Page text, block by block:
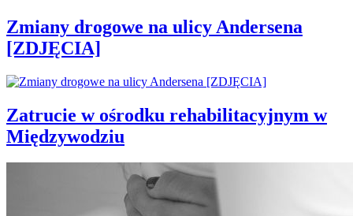
Zmiany drogowe na ulicy Andersena
[ZDJĘCIA]
Zatrucie w ośrodku rehabilitacyjnym w
Międzywodziu